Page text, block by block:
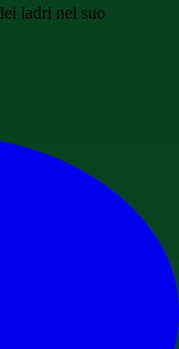
ladri nel suo